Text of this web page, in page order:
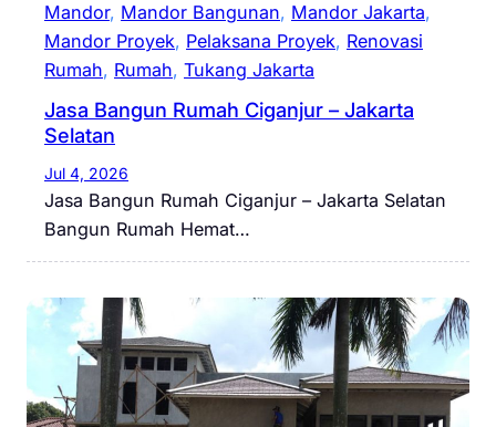
Mandor, Mandor Bangunan, Mandor Jakarta
Mandor Proyek, Pelaksana Proyek, Renovasi
Rumah, Rumah, Tukang Jakarta
Jasa Bangun Rumah Ciganjur – Jakarta
Selatan
Jul 4, 2026
Jasa Bangun Rumah Ciganjur – Jakarta Selatan
Bangun Rumah Hemat…